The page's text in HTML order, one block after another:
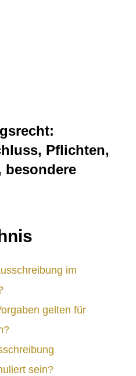
Pflichten,
besondere
im
gelten für
sein?